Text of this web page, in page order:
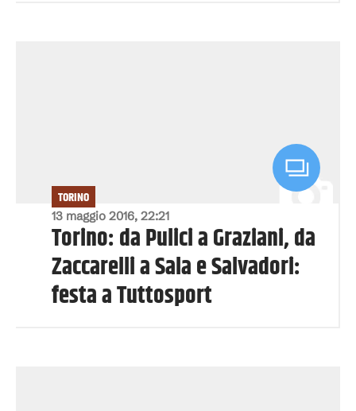
13 maggio 2016, 22:21
TORINO
Torino: da Pulici a Graziani, da
Zaccarelli a Sala e Salvadori:
festa a Tuttosport